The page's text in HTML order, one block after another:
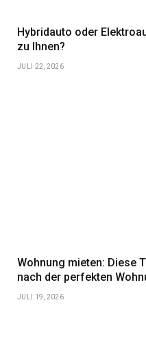
Hybridauto oder
zu Ihnen?
JULI 22, 2026
Wohnung mieten: Diese
nach der perfekten
JULI 19, 2026